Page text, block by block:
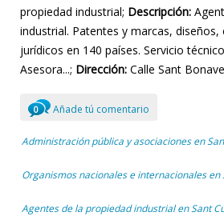
propiedad industrial; Descripción:
industrial. Patentes y marcas, diseños,
jurídicos en 140 países. Servicio
Asesora...; Dirección: Calle Sant
0 Añade tú comentario
Administración pública y asociaciones en
Organismos nacionales e internacionales en
Agentes de la propiedad industrial en Sant